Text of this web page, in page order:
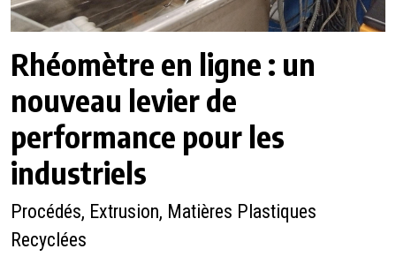
Rhéomètre en ligne : un
nouveau levier de
performance pour les
industriels
Procédés, Extrusion, Matières Plastiques
Recyclées